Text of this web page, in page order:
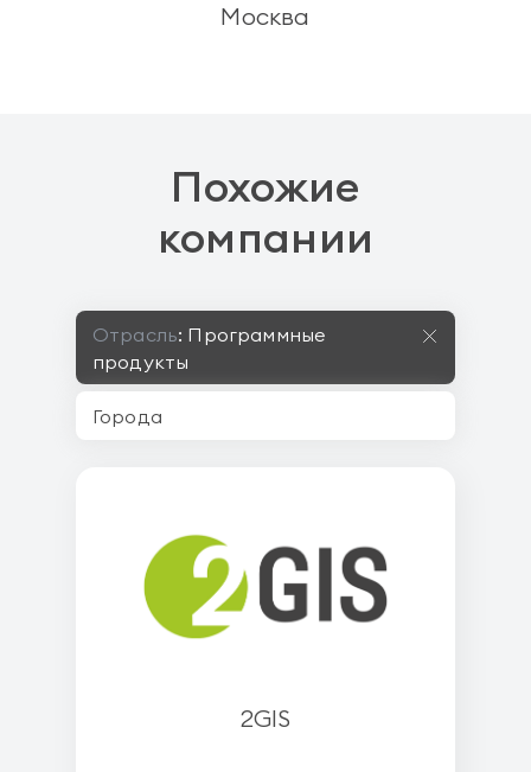
Москва
Похожие
компании
Отрасль: Программные
продукты
2GIS